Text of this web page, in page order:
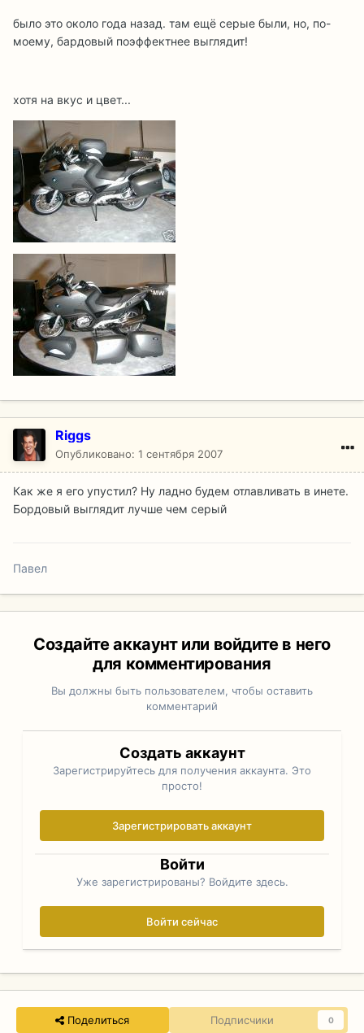
было это около года назад. там ещё серые были, но, по-
моему, бардовый поэффектнее выглядит!
хотя на вкус и цвет...
Riggs
Опубликовано: 1 сентября 2007
Как же я его упустил? Ну ладно будем отлавливать в инете.
Бордовый выглядит лучше чем серый
Павел
Создайте аккаунт или войдите в него
для комментирования
Вы должны быть пользователем, чтобы оставить
комментарий
Создать аккаунт
Зарегистрируйтесь для получения аккаунта. Это
просто!
Зарегистрировать аккаунт
Войти
Уже зарегистрированы? Войдите здесь.
Войти сейчас
Поделиться Подписчики 0